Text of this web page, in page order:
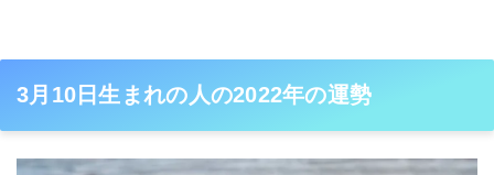
3月10日生まれの人の2022年の運勢